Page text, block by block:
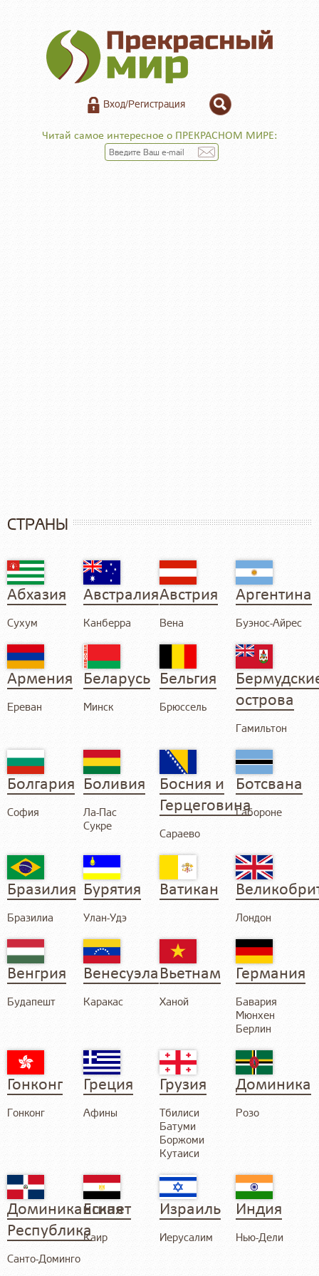
Вход/Регистрация
Читай самое интересное о ПРЕКРАСНОМ МИРЕ:
СТРАНЫ
Абхазия
Сухум
Австралия
Канберра
Австрия
Вена
Аргентина
Буэнос-Айрес
Армения
Ереван
Беларусь
Минск
Бельгия
Брюссель
острова
Гамильтон
Болгария
София
Боливия
Ла-Пас
Сукре
Босния и
Герцеговина
Сараево
Ботсвана
Габороне
Бразилия
Бразилиа
Бурятия
Улан-Удэ
Ватикан
Лондон
Венгрия
Будапешт
Венесуэла
Каракас
Вьетнам
Ханой
Германия
Бавария
Мюнхен
Берлин
Гонконг
Гонконг
Греция
Афины
Грузия
Тбилиси
Батуми
Боржоми
Кутаиси
Доминика
Розо
Доминиканская
Республика
Санто-Доминго
Египет
Каир
Израиль
Иерусалим
Индия
Нью-Дели